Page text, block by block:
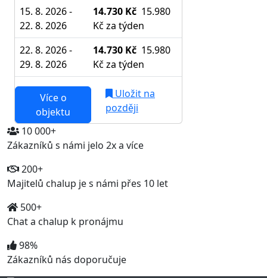
15. 8. 2026 -
22. 8. 2026
14.730 Kč 15.980
Kč za týden
22. 8. 2026 -
29. 8. 2026
14.730 Kč 15.980
Kč za týden
Více o
objektu
Uložit na
později
10 000+
Zákazníků s námi jelo 2x a více
200+
Majitelů chalup je s námi přes 10 let
500+
Chat a chalup k pronájmu
98%
Zákazníků nás doporučuje